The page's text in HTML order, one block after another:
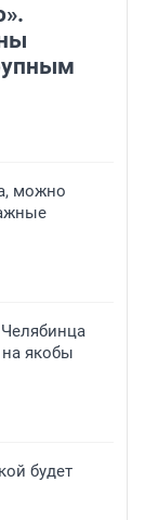
можно
Челябинца
на якобы
будет